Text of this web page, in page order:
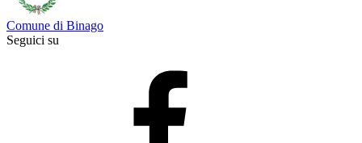
Comune di Binago
Seguici su